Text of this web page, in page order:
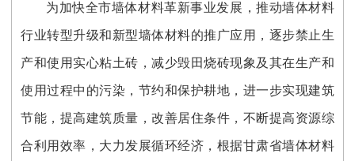
为加快全市墙体材料革新事业发展，推动墙体材料
行业转型升级和新型墙体材料的推广应用，逐步禁止生
产和使用实心粘土砖，减少毁田烧砖现象及其在生产和
使用过程中的污染，节约和保护耕地，进一步实现建筑
节能，提高建筑质量，改善居住条件，不断提高资源综
合利用效率，大力发展循环经济，根据甘肃省墙体材料